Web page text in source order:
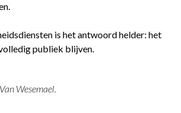
is het antwoord helder: het
publiek blijven.
Wesemael.